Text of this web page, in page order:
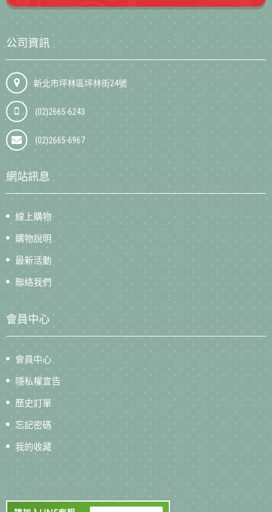
公司資訊
新北市坪林區坪林街24號
(02)2665-6243
(02)2665-6967
網站訊息
線上購物
購物說明
最新活動
聯絡我們
會員中心
會員中心
隱私權宣告
歷史訂單
忘記密碼
我的收藏